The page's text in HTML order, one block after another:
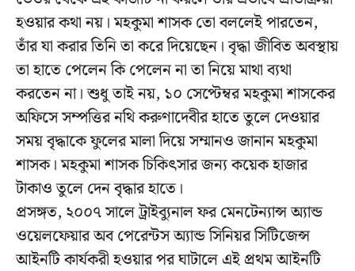
হওয়ার কথা নয়। মহকুমা শাসক তো বললেই পারতেন,
তাঁর যা করার তিনি তা করে দিয়েছেন। বৃদ্ধা জীবিত অবস্থায়
তা হাতে পেলেন কি পেলেন না তা নিয়ে মাথা ব্যথা
করতেন না। শুধু তাই নয়, ১০ সেপ্টেম্বর মহকুমা শাসকের
অফিসে সম্পত্তির নথি করুণাদেবীর হাতে তুলে দেওয়ার
সময় বৃদ্ধাকে ফুলের মালা দিয়ে সম্মানও জানান মহকুমা
শাসক। মহকুমা শাসক চিকিৎসার জন্য কয়েক হাজার
টাকাও তুলে দেন বৃদ্ধার হাতে।
প্রসঙ্গত, ২০০৭ সালে ট্রাইব্যুনাল ফর মেনটেন্যান্স অ্যান্ড
ওয়েলফেয়ার অব পেরেন্টস অ্যান্ড সিনিয়র সিটিজেন্স
আইনটি কার্যকরী হওয়ার পর ঘাটালে এই প্রথম আইনটি